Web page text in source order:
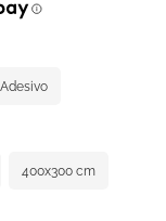
400x300 cm